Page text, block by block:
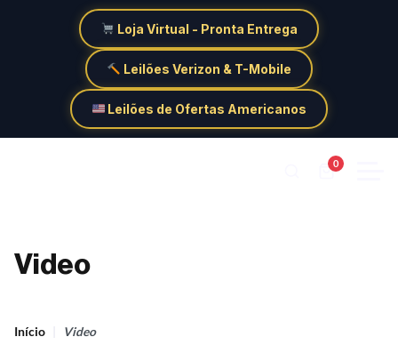
Loja Virtual - Pronta Entrega
Leilões Verizon & T-Mobile
Leilões de Ofertas Americanos
0
Video
Início Video